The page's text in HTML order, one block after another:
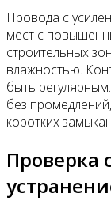
Провода с
мест с
строительных
влажностью.
быть
без
коротких
Проверка